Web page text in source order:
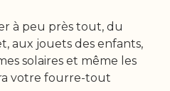
à peu près tout, du
aux jouets des enfants,
solaires et même les
votre fourre-tout